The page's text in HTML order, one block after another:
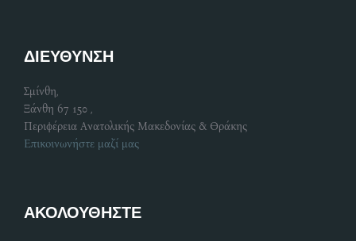
ΔΙΕΥΘΥΝΣΗ
Σμίνθη,
Ξάνθη 67 150 ,
Περιφέρεια Ανατολικής Μακεδονίας & Θράκης
Επικοινωνήστε μαζί μας
ΑΚΟΛΟΥΘΗΣΤΕ